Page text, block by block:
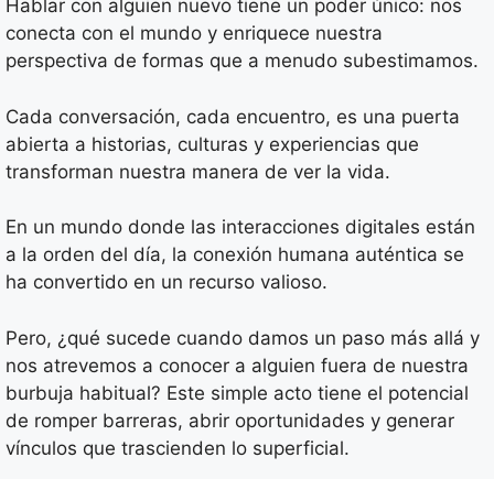
Hablar con alguien nuevo tiene un poder único: nos
conecta con el mundo y enriquece nuestra
perspectiva de formas que a menudo subestimamos.
Cada conversación, cada encuentro, es una puerta
abierta a historias, culturas y experiencias que
transforman nuestra manera de ver la vida.
En un mundo donde las interacciones digitales están
a la orden del día, la conexión humana auténtica se
ha convertido en un recurso valioso.
Pero, ¿qué sucede cuando damos un paso más allá y
nos atrevemos a conocer a alguien fuera de nuestra
burbuja habitual? Este simple acto tiene el potencial
de romper barreras, abrir oportunidades y generar
vínculos que trascienden lo superficial.